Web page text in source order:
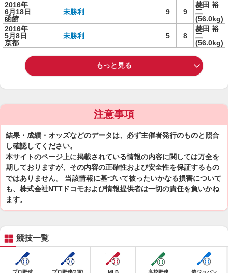
2016年
6月18日
函館
未勝利 9 9
菱田 裕
二
(56.0kg)
2016年
5月8日
京都
未勝利 5 8
菱田 裕
二
(56.0kg)
もっと見る
注意事項
結果・成績・オッズなどのデータは、必ず主催者発行のものと照合
し確認してください。
本サイトのページ上に掲載されている情報の内容に関しては万全を
期しておりますが、その内容の正確性および安全性を保証するもの
ではありません。 当該情報に基づいて被ったいかなる損害について
も、株式会社NTTドコモおよび情報提供者は一切の責任を負いかね
ます。
競技一覧